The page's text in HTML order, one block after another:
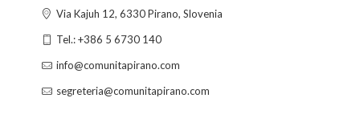
Via Kajuh 12, 6330 Pirano, Slovenia
Tel.: +386 5 6730 140
info@comunitapirano.com
segreteria@comunitapirano.com